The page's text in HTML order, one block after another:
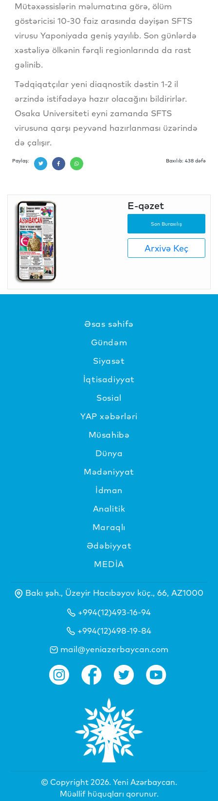
Mütəxəssislərin məlumatına görə, ölüm
göstəricisi 10-30 faiz arasında dəyişən SFTS
virusu Yaponiyada geniş yayılıb. Son günlərdə
xəstəliyə ölkənin fərqli regionlarında da rast
gəlinib.
Tədqiqatçılar yeni diaqnostik dəstin 1-2 il
ərzində istifadəyə hazır olacağını bildirirlər.
Osaka Universiteti eyni zamanda SFTS
virusuna qarşı peyvənd hazırlanması üzərində
də çalışır.
Paylaş: Baxılıb: 438 dəfə
E-qəzet
Son Buraxılış
Arxivə Keç
Əsas səhifə
Gündəm
Siyasət
İqtisadiyyat
Sosial
YAP xəbərləri
Müsahibə
Dünya
Mədəniyyat
İdman
Analitik
Maraqlı
Ədəbiyyat
MEDİA
Bakı şəh., Üzeyir Hacıbəyov küç., 66, AZ1000
+994(12)493-16-94
+994(12)498-19-84
mail@yeniazerbaycan.com
© Copyright 2026. Yeni Azərbaycan.
Müəllif hüquqları qorunur.